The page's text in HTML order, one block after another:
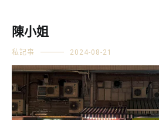
陳小姐
私記事 2024-08-21